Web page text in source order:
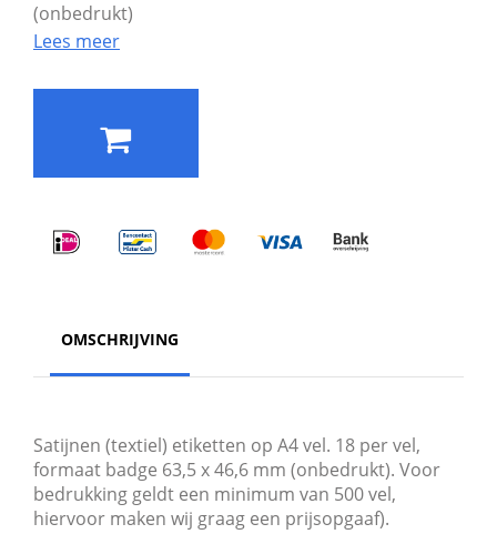
(onbedrukt)
Lees meer
OMSCHRIJVING
Satijnen (textiel) etiketten op A4 vel. 18 per vel,
formaat badge 63,5 x 46,6 mm (onbedrukt). Voor
bedrukking geldt een minimum van 500 vel,
hiervoor maken wij graag een prijsopgaaf).